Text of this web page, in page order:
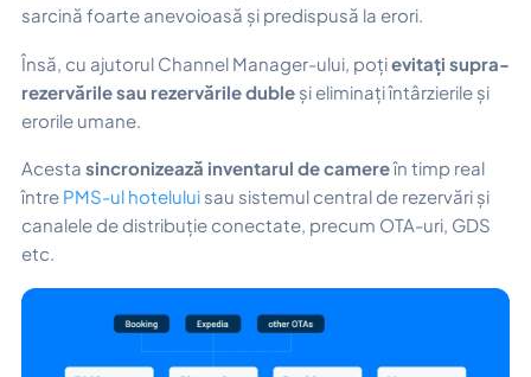
sarcină foarte anevoioasă și predispusă la erori.
Însă, cu ajutorul Channel Manager-ului, poțievitați supra-
rezervările sau rezervările duble și eliminați întârzierile și
erorile umane.
Acesta sincronizează inventarul de camereîn timp real
între PMS-ul hotelului sau sistemul central de rezervări și
canalele de distribuție conectate, precum OTA-uri, GDS
etc.